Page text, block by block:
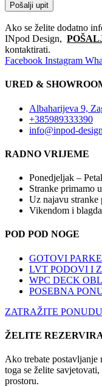
Pošalji upit
Ako se želite dodatno
INpod Design,
kontaktirati.
Facebook Instagram
URED &
Albaharijeva 9,
+385989333390
info@inpod-
RADNO VRIJEME
Ponedjeljak –
Stranke primamo
Uz najavu stranke
Vikendom i
POD POD NOGE
GOTOVI
LVT PODOVI I
WPC DECK
POSEBNA
ZATRAŽITE PONUDU
ŽELITE
Ako trebate postavljanje
toga se želite
prostoru.